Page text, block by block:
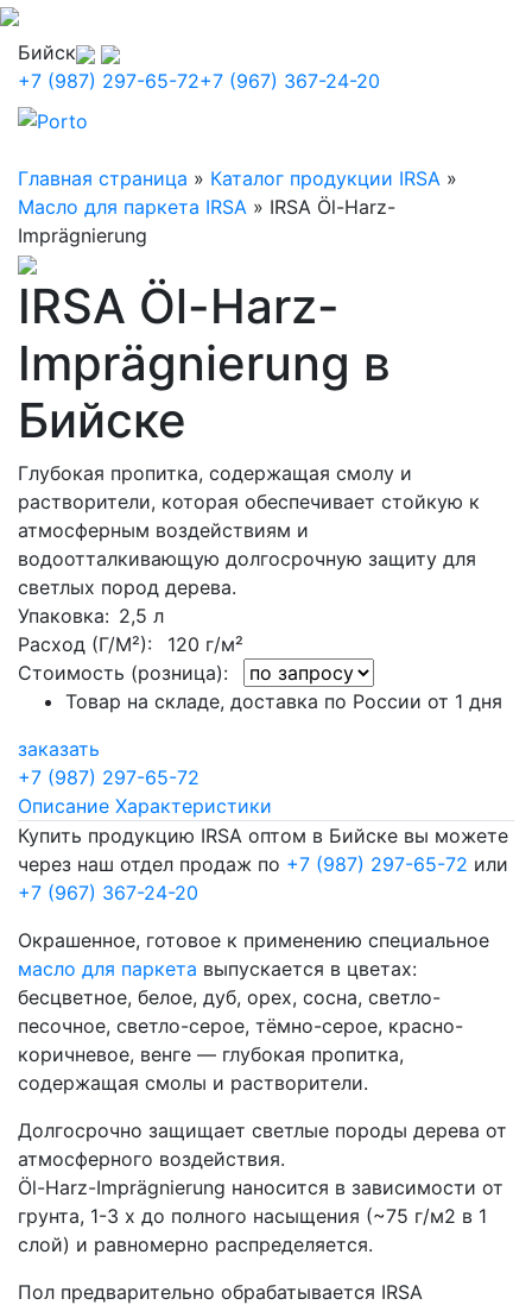
Бийск
+7 (987) 297-65-72+7 (967) 367-24-20
Главная страница » Каталог продукции IRSA »
Масло для паркета IRSA » IRSA Öl-Harz-
Imprägnierung
IRSA Öl-Harz-
Imprägnierung в
Бийске
Глубокая пропитка, содержащая смолу и
растворители, которая обеспечивает стойкую к
атмосферным воздействиям и
водоотталкивающую долгосрочную защиту для
светлых пород дерева.
Упаковка: 2,5 л
Расход (Г/М²): 120 г/м²
Стоимость (розница):
Товар на складе, доставка по России от 1 дня
заказать
+7 (987) 297-65-72
Описание Характеристики
Купить продукцию IRSA оптом в Бийске вы можете
через наш отдел продаж по +7 (987) 297-65-72 или
+7 (967) 367-24-20
Окрашенное, готовое к применению специальное
масло для паркета выпускается в цветах:
бесцветное, белое, дуб, орех, сосна, светло-
песочное, светло-серое, тёмно-серое, красно-
коричневое, венге — глубокая пропитка,
содержащая смолы и растворители.
Долгосрочно защищает светлые породы дерева от
атмосферного воздействия.
Öl-Harz-Imprägnierung наносится в зависимости от
грунта, 1-3 x до полного насыщения (~75 г/м2 в 1
слой) и равномерно распределяется.
Пол предварительно обрабатывается IRSA